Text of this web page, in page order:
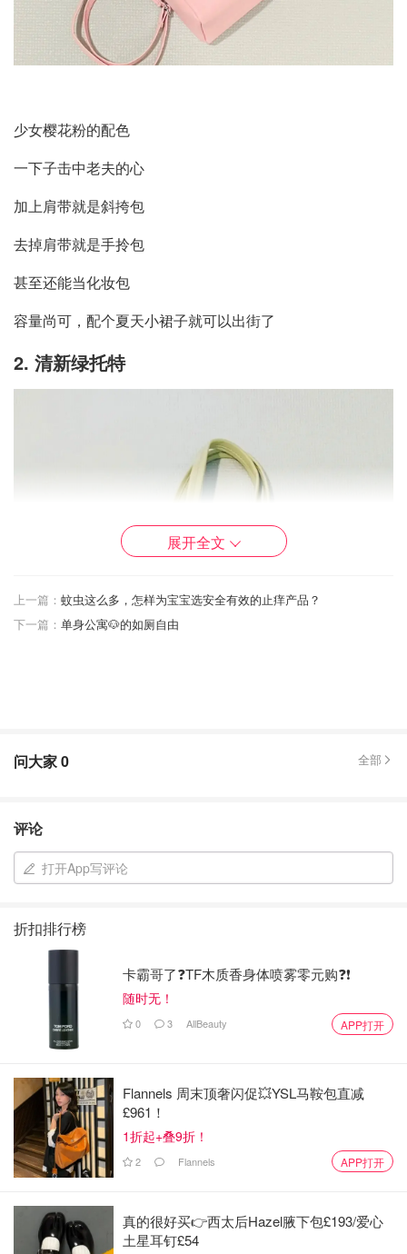
少女樱花粉的配色
一下子击中老夫的心
加上肩带就是斜挎包
去掉肩带就是手拎包
甚至还能当化妆包
容量尚可，配个夏天小裙子就可以出街了
2. 清新绿托特
奈何官网已断货
就买了个不知名品牌的平替
没想到被这个绿色清新到了
心情瞬间不急不躁
配任何浅色衣服都好看，还能装下电脑
3. 童趣手机包
展开全文
上一篇： 蚊虫这么多，怎样为宝宝选安全有效的止痒产品？
下一篇： 单身公寓🐶的如厕自由
问大家0 全部
评论
打开App写评论
折扣排行榜
卡霸哥了❓TF木质香身体喷雾零元购❓❗
随时无！
0 3 AllBeauty APP打开
Flannels 周末顶奢闪促💥YSL马鞍包直减
£961！
1折起+叠9折！
2 Flannels APP打开
真的很好买👉西太后Hazel腋下包£193/爱心
土星耳钉£54